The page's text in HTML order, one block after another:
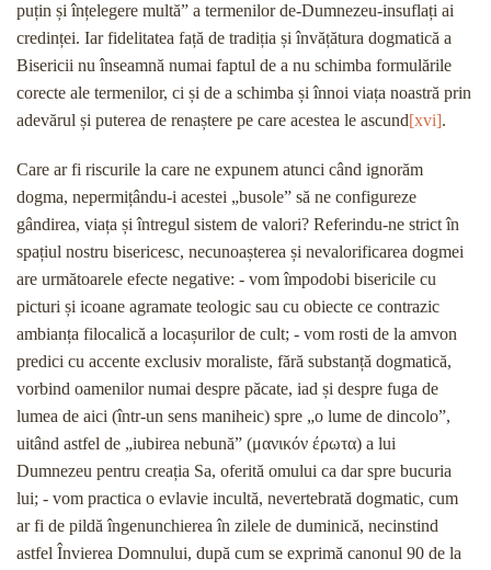
puțin și înțelegere multă” a termenilor de-Dumnezeu-insuflați ai
credinței. Iar fidelitatea față de tradiția și învățătura dogmatică a
Bisericii nu înseamnă numai faptul de a nu schimba formulările
corecte ale termenilor, ci și de a schimba și înnoi viața noastră prin
adevărul și puterea de renaștere pe care acestea le ascund[xvi].
Care ar fi riscurile la care ne expunem atunci când ignorăm
dogma, nepermițându-i acestei „busole” să ne configureze
gândirea, viața și întregul sistem de valori? Referindu-ne strict în
spațiul nostru bisericesc, necunoașterea și nevalorificarea dogmei
are următoarele efecte negative: - vom împodobi bisericile cu
picturi și icoane agramate teologic sau cu obiecte ce contrazic
ambianța filocalică a locașurilor de cult; - vom rosti de la amvon
predici cu accente exclusiv moraliste, fără substanță dogmatică,
vorbind oamenilor numai despre păcate, iad și despre fuga de
lumea de aici (într-un sens maniheic) spre „o lume de dincolo”,
uitând astfel de „iubirea nebună” (μανικόν έρωτα) a lui
Dumnezeu pentru creația Sa, oferită omului ca dar spre bucuria
lui; - vom practica o evlavie incultă, nevertebrată dogmatic, cum
ar fi de pildă îngenunchierea în zilele de duminică, necinstind
astfel Învierea Domnului, după cum se exprimă canonul 90 de la